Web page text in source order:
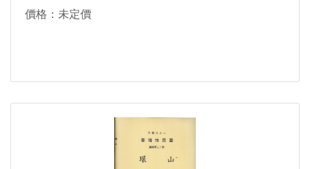
價格：未定價